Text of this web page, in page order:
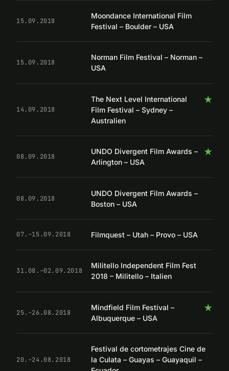
15.09.2018
Moondance International Film
Festival – Boulder – USA
15.09.2018
Norman Film Festival – Norman –
USA
14.09.2018
★
The Next Level International
Film Festival – Sydney –
Australien
08.09.2018 ★
UNDO Divergent Film Awards –
Arlington – USA
08.09.2018
UNDO Divergent Film Awards –
Boston – USA
07.–15.09.2018 Filmquest – Utah – Provo – USA
31.08.–02.09.2018
Militello Independent Film Fest
2018 – Militello – Italien
25.–26.08.2018 ★
Mindfield Film Festival –
Albuquerque – USA
20.–24.08.2018
Festival de cortometrajes Cine de
la Culata – Guayas – Guayaquil –